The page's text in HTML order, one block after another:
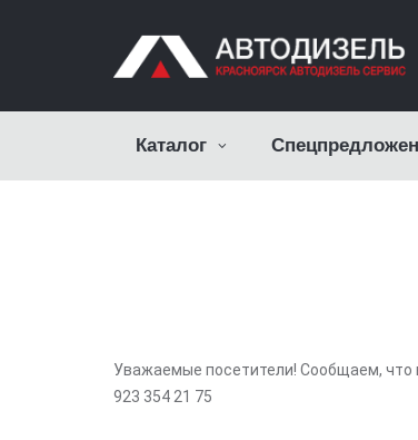
Каталог
Уважаемые посетители! Сообщаем, что
923 354 21 75